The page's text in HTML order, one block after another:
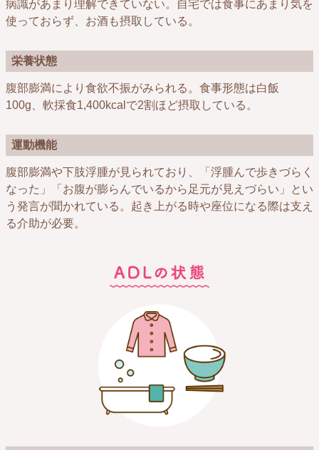
病識があまり理解できていない。自宅では食事にあまり気を
使っておらず、お酒も摂取している。
栄養状態
腹部膨満により食欲不振がみられる。食事形態は白飯
100g、軟採食1,400kcalで2割ほど摂取している。
運動機能
腹部膨満や下肢浮腫が見られており、「浮腫んで歩きづらく
なった」「お腹が膨らんでいるから足元が見えづらい」とい
う発言が聞かれている。起き上がる時や座位になる際は支え
る介助が必要。